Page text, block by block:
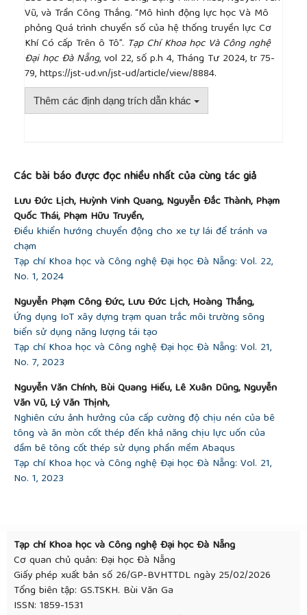
Vũ, và Trần Công Thắng. “Mô hình động lực học Và Mô
phỏng Quá trình chuyển số của hệ thống truyền lực Cơ
Khí Có cấp Trên ô Tô”. Tạp Chí Khoa học Và Công nghệ
Đại học Đà Nẵng, vol 22, số p.h 4, Tháng Tư 2024, tr 75-
79, https://jst-ud.vn/jst-ud/article/view/8884.
Thêm các định dạng trích dẫn khác
Các bài báo được đọc nhiều nhất của cùng tác giả
Lưu Đức Lịch, Huỳnh Vinh Quang, Nguyễn Đắc Thành, Phạm
Quốc Thái, Phạm Hữu Truyền,
Điều khiển hướng chuyển động cho xe tự lái để tránh va
chạm
Tạp chí Khoa học và Công nghệ Đại học Đà Nẵng: Vol. 22,
No. 1, 2024
Nguyễn Phạm Công Đức, Lưu Đức Lịch, Hoàng Thắng,
Ứng dụng IoT xây dựng trạm quan trắc môi trường sông
biển sử dụng năng lượng tái tạo
Tạp chí Khoa học và Công nghệ Đại học Đà Nẵng: Vol. 21,
No. 7, 2023
Nguyễn Văn Chính, Bùi Quang Hiếu, Lê Xuân Dũng, Nguyễn
Văn Vũ, Lý Văn Thịnh,
Nghiên cứu ảnh hưởng của cấp cường độ chịu nén của bê
tông và ăn mòn cốt thép đến khả năng chịu lực uốn của
dầm bê tông cốt thép sử dụng phần mềm Abaqus
Tạp chí Khoa học và Công nghệ Đại học Đà Nẵng: Vol. 21,
No. 1, 2023
Tạp chí Khoa học và Công nghệ Đại học Đà Nẵng
Cơ quan chủ quản: Đại học Đà Nẵng
Giấy phép xuất bản số 26/GP-BVHTTDL ngày 25/02/2026
Tổng biên tập: GS.TSKH. Bùi Văn Ga
ISSN: 1859-1531